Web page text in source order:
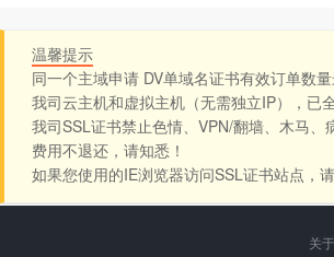
温馨提示
同一个主域申请 DV单域名证书有效订单数
我司云主机和虚拟主机（无需独立IP），已
我司SSL证书禁止色情、VPN/翻墙、木马
费用不退还，请知悉！
如果您使用的IE浏览器访问SSL证书站点，
关